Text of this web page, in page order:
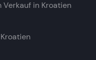
Verkauf in Kroatien